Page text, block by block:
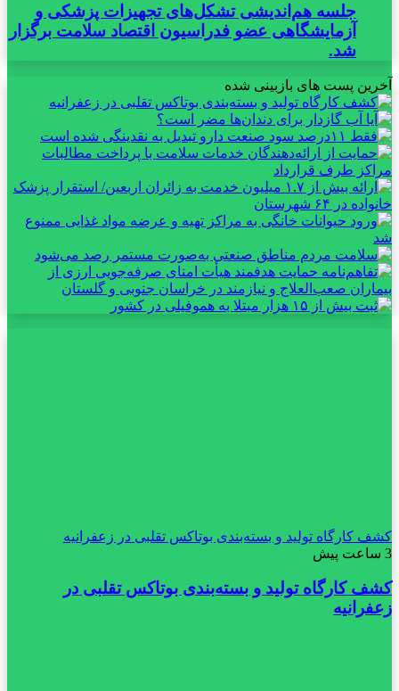
جلسه هم‌اندیشی تشکل‌های تجهیزات پزشکی و
آزمایشگاهی عضو فدراسیون اقتصاد سلامت برگزار
شد.
آخرین پست های بازبینی شده
کشف کارگاه تولید و بسته‌بندی بوتاکس تقلبی در زعفرانیه
3 ساعت پیش
کشف کارگاه تولید و بسته‌بندی بوتاکس تقلبی در
زعفرانیه